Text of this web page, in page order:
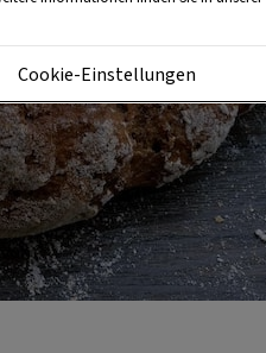
Cookie-Einstellungen